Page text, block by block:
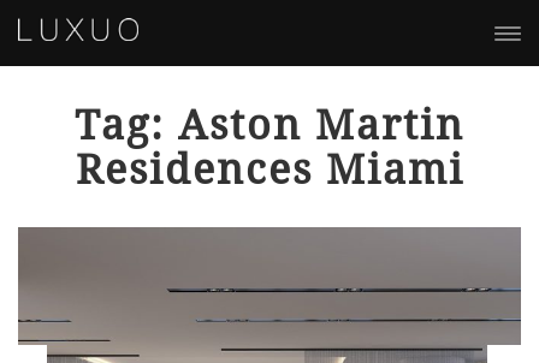
Tag: Aston Martin
Residences Miami